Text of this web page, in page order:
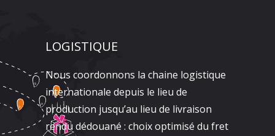
LOGISTIQUE
Nous coordonnons la chaine logistique
internationale depuis le lieu de
production jusqu’au lieu de livraison
rendu dédouané : choix optimisé du fret